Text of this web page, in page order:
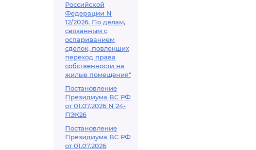
Российской
Федерации N
12/2026. По делам,
связанным с
оспариванием
сделок, повлекших
переход права
собственности на
жилые помещения"
Постановление
Президиума ВС РФ
от 01.07.2026 N 24-
ПЭК26
Постановление
Президиума ВС РФ
от 01.07.2026